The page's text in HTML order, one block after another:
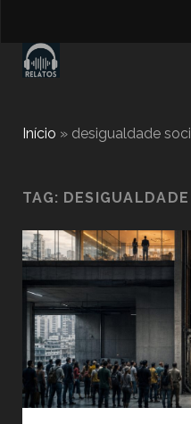
Início » desigualdade
TAG: